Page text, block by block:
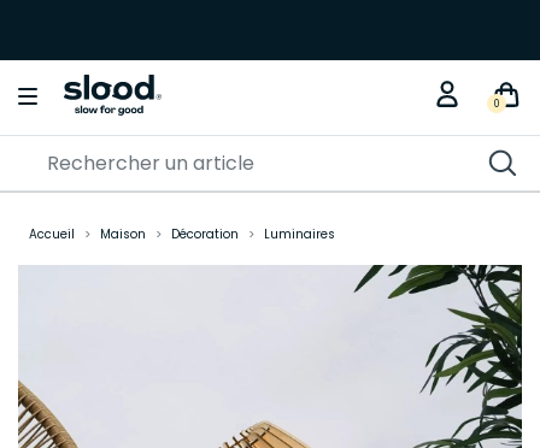
0
Accueil Maison Décoration Luminaires